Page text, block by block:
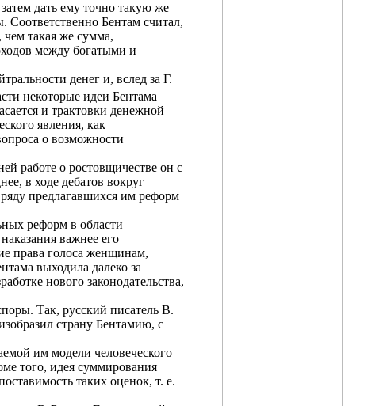
дать ему точно такую же
Соответственно Бентам считал,
чем такая же сумма,
между богатыми и
денег и, вслед за Г.
некоторые идеи Бентама
и трактовки денежной
явления, как
о возможности
работе о ростовщичестве он с
в ходе дебатов вокруг
предлагавшихся им реформ
реформ в области
важнее его
права голоса женщинам,
выходила далеко за
нового законодательства,
Так, русский писатель В.
страну Бентамию, с
им модели человеческого
того, идея суммирования
таких оценок, т. е.